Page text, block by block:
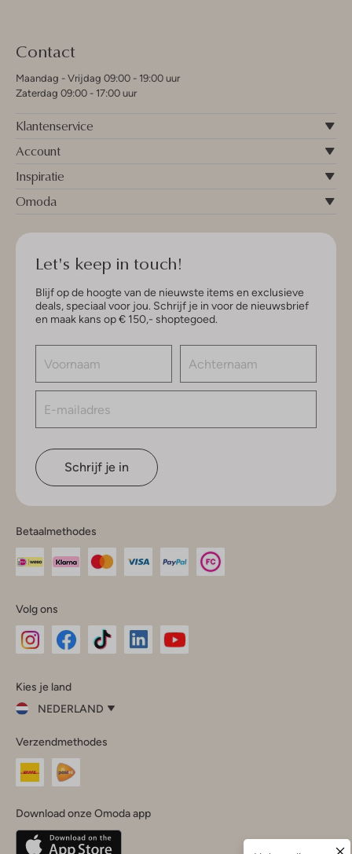
Contact
Maandag - Vrijdag 09:00 - 19:00 uur
Zaterdag 09:00 - 17:00 uur
Klantenservice
Account
Inspiratie
Omoda
Let's keep in touch!
Blijf op de hoogte van de nieuwste items en exclusieve
deals, speciaal voor jou. Schrijf je in voor de nieuwsbrief
en maak kans op € 150,- shoptegoed.
Schrijf je in
Betaalmethodes
Volg ons
InstagramFacebook
Kies je land
NEDERLAND
je
land
Nederland
Belgique(Français)
Verzendmethodes
Download onze Omoda app